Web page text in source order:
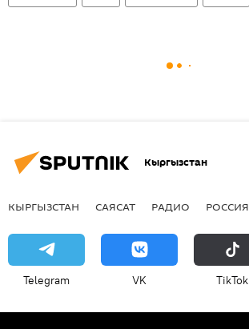
Кыргызстан
КЫРГЫЗСТАН САЯСАТ РАДИО РОССИЯ
Telegram VK ТikТоk